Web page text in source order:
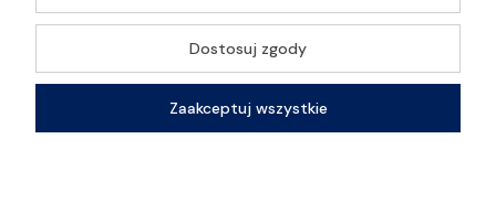
Pokaż pełną wersję strony
Sklep internetowy Shoper Premium
Dostosuj zgody
Zaakceptuj wszystkie